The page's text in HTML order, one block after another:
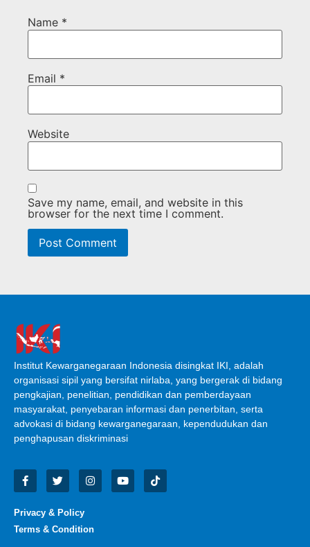
Name *
Email *
Website
Save my name, email, and website in this
browser for the next time I comment.
Institut Kewarganegaraan Indonesia disingkat IKI, adalah
organisasi sipil yang bersifat nirlaba, yang bergerak di bidang
pengkajian, penelitian, pendidikan dan pemberdayaan
masyarakat, penyebaran informasi dan penerbitan, serta
advokasi di bidang kewarganegaraan, kependudukan dan
penghapusan diskriminasi
Privacy & Policy
Terms & Condition